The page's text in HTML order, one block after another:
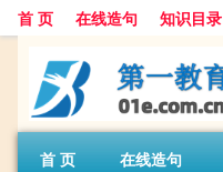
首 页 在线造句 知识目录
首 页 在线造句